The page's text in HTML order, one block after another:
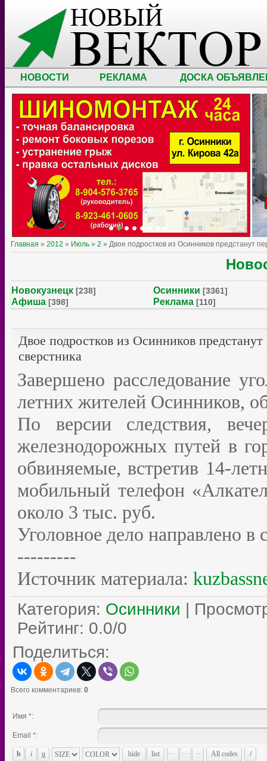
НОВОСТИ РЕКЛАМА ДОСКА
Главная » 2012 » Июль » 2 » Двое подростков из Осинников предстанут
Новокузнецк [238] Осинники [3361]
Афиша [398] Реклама [110]
Двое подростков из Осинников
сверстника
Завершено расследование
летних жителей Осинников,
По версии следствия,
железнодорожных путей в
обвиняемые, встретив 14-
мобильный телефон
около 3 тыс. руб.
Уголовное дело направлено в
---------
Источник материала:
Категория: Осинники |
Рейтинг: 0.0/0
Поделиться:
Всего комментариев: 0
Имя *:
Email *: